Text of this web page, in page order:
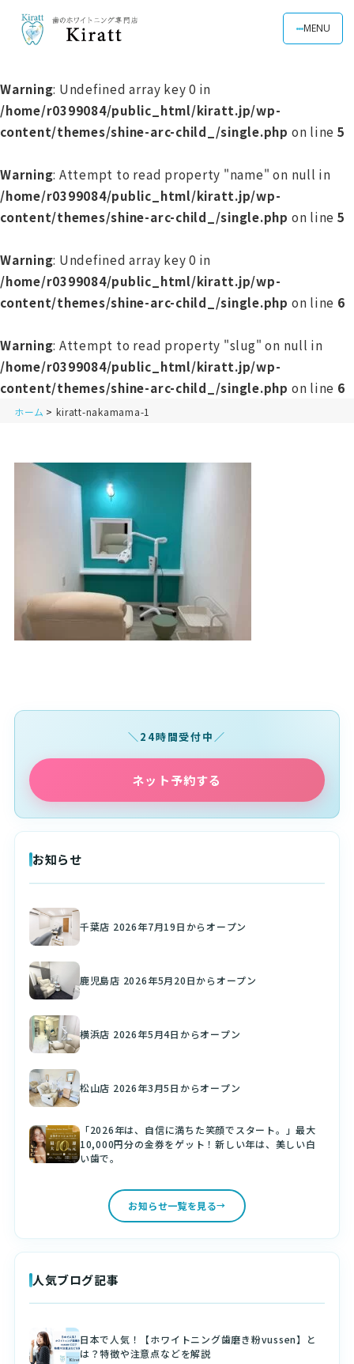
MENU
Warning: Undefined array key 0 in
/home/r0399084/public_html/kiratt.jp/wp-
content/themes/shine-arc-child_/single.php on line 5
Warning: Attempt to read property "name" on null in
/home/r0399084/public_html/kiratt.jp/wp-
content/themes/shine-arc-child_/single.php on line 5
Warning: Undefined array key 0 in
/home/r0399084/public_html/kiratt.jp/wp-
content/themes/shine-arc-child_/single.php on line 6
Warning: Attempt to read property "slug" on null in
/home/r0399084/public_html/kiratt.jp/wp-
content/themes/shine-arc-child_/single.php on line 6
ホーム kiratt-nakamama-1
24時間受付中
ネット予約する
お知らせ
千葉店 2026年7月19日からオープン
鹿児島店 2026年5月20日からオープン
横浜店 2026年5月4日からオープン
松山店 2026年3月5日からオープン
「2026年は、自信に満ちた笑顔でスタート。」最大
10,000円分の金券をゲット！新しい年は、美しい白
い歯で。
お知らせ一覧を見る
人気ブログ記事
日本で人気！【ホワイトニング歯磨き粉vussen】と
は？特徴や注意点などを解説